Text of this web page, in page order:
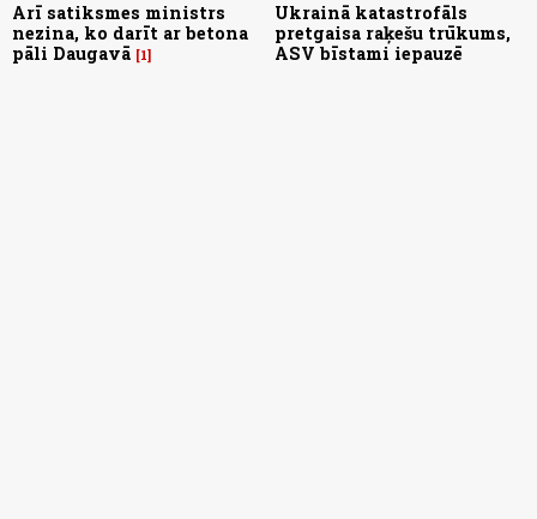
Arī satiksmes ministrs
nezina, ko darīt ar betona
pāli Daugavā 1
Ukrainā katastrofāls
pretgaisa raķešu trūkums,
ASV bīstami iepauzē